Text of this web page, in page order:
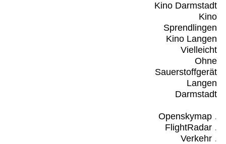
Kino Darmstadt
Kino
Sprendlingen
Kino Langen
Vielleicht
Ohne
Sauerstoffgerät
Langen
Darmstadt
Openskymap.
FlightRadar.
Verkehr.